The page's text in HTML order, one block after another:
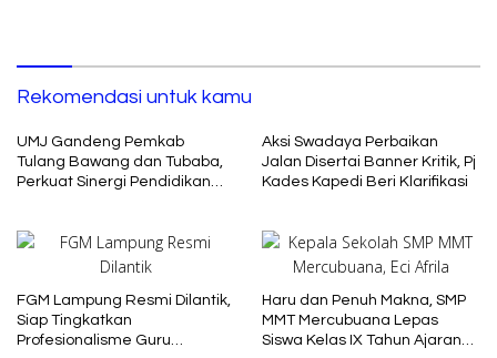
Rekomendasi untuk kamu
UMJ Gandeng Pemkab
Tulang Bawang dan Tubaba,
Perkuat Sinergi Pendidikan
Aksi Swadaya Perbaikan
Jalan Disertai Banner Kritik, Pj
Kades Kapedi Beri Klarifikasi
FGM Lampung Resmi Dilantik,
Siap Tingkatkan
Profesionalisme Guru
Haru dan Penuh Makna, SMP
MMT Mercubuana Lepas
Siswa Kelas IX Tahun Ajaran